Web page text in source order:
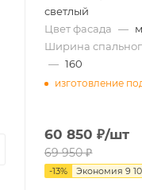
светлый
Цвет фасада —
Ширина
— 160
изготовление
60 850 ₽/шт
69 950₽
-13% Экономия9